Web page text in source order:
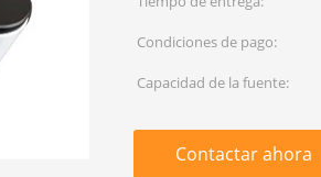
Condiciones de pago:
Capacidad de la fuente:
Contactar ahora